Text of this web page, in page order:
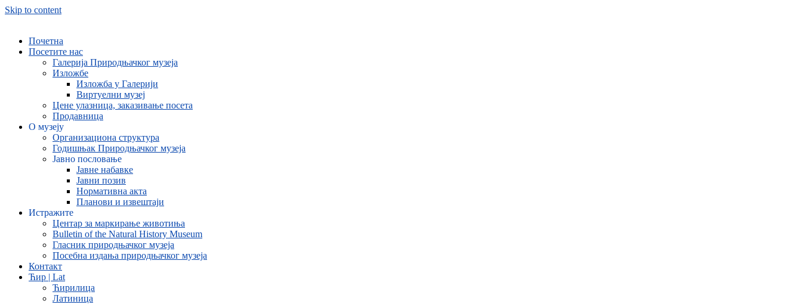
Skip to content
Почетна
Посетите нас
Галерија Природњачког музеја
Изложбе
Изложба у Галерији
Виртуелни музеј
Цене улазница, заказивање посета
Продавница
О музеју
Организациона структура
Годишњак Природњачког музеја
Јавно пословање
Јавне набавке
Јавни позив
Нормативна акта
Планови и извештаји
Истражите
Центар за маркирање животиња
Bulletin of the Natural History Museum
Гласник природњачког музеја
Посебна издања природњачког музеја
Контакт
Ћир | Lat
Ћирилица
Латиница